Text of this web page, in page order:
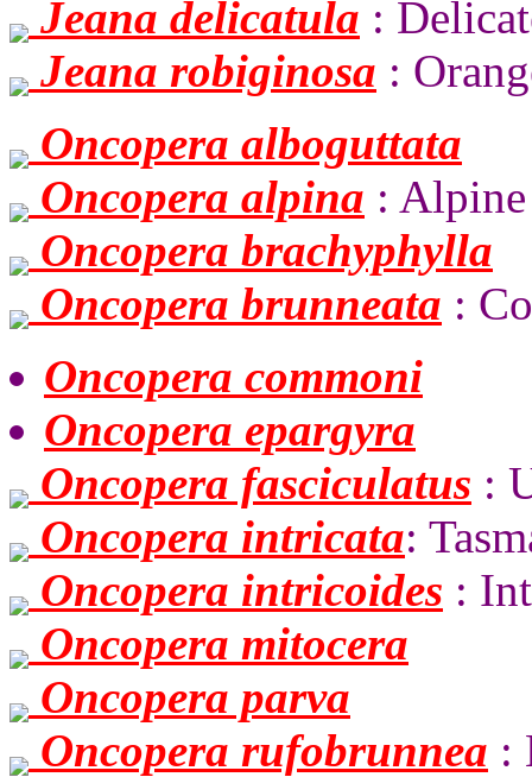
Jeana delicatula :
Jeana robiginosa :
Oncopera alboguttata
Oncopera alpina :
Oncopera brachyphylla
Oncopera brunneata :
Oncopera commoni
Oncopera epargyra
Oncopera fasciculatus :
Oncopera intricata:
Oncopera intricoides :
Oncopera mitocera
Oncopera parva
Oncopera rufobrunnea :